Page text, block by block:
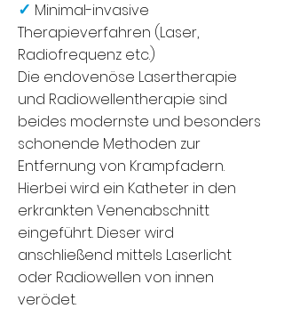
✓ Minimal-invasive
Therapieverfahren (Laser,
Radiofrequenz etc.)
Die endovenöse Lasertherapie
und Radiowellentherapie sind
beides modernste und besonders
schonende Methoden zur
Entfernung von Krampfadern.
Hierbei wird ein Katheter in den
erkrankten Venenabschnitt
eingeführt. Dieser wird
anschließend mittels Laserlicht
oder Radiowellen von innen
verödet.